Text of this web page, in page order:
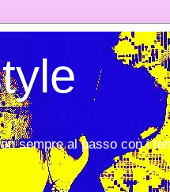
sempre al passo con i